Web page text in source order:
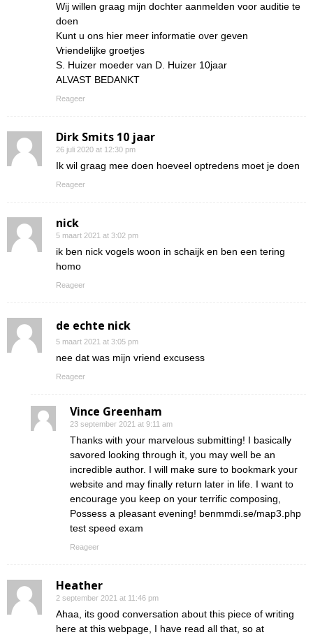
Wij willen graag mijn dochter aanmelden voor auditie te
doen
Kunt u ons hier meer informatie over geven
Vriendelijke groetjes
S. Huizer moeder van D. Huizer 10jaar
ALVAST BEDANKT
Reageer
Dirk Smits 10 jaar
26 juli 2020 at 12:30 pm
Ik wil graag mee doen hoeveel optredens moet je doen
Reageer
nick
5 maart 2021 at 3:02 pm
ik ben nick vogels woon in schaijk en ben een tering
homo
Reageer
de echte nick
5 maart 2021 at 3:05 pm
nee dat was mijn vriend excusess
Reageer
Vince Greenham
23 september 2021 at 9:11 am
Thanks with your marvelous submitting! I basically
savored looking through it, you may well be an
incredible author. I will make sure to bookmark your
website and may finally return later in life. I want to
encourage you keep on your terrific composing,
Possess a pleasant evening! benmmdi.se/map3.php
test speed exam
Reageer
Heather
2 september 2021 at 11:46 pm
Ahaa, its good conversation about this piece of writing
here at this webpage, I have read all that, so at